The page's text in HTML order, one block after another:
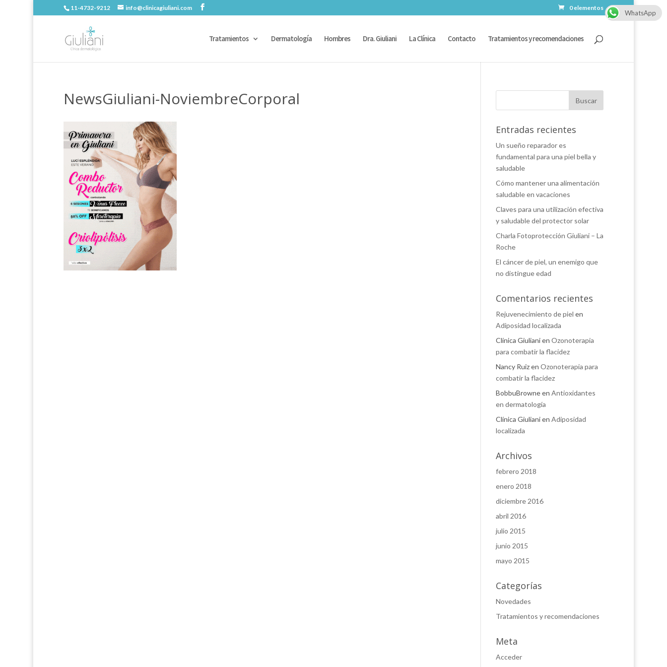
11-4732-9212 info@clinicagiuliani.com 0 elementos
Tratamientos Dermatología Hombres Dra. Giuliani La Clínica Contacto Tratamientos y recomendaciones
NewsGiuliani-NoviembreCorporal
Entradas recientes
Un sueño reparador es
fundamental para una piel bella y
saludable
Cómo mantener una alimentación
saludable en vacaciones
Claves para una utilización efectiva
y saludable del protector solar
Charla Fotoprotección Giuliani – La
Roche
El cáncer de piel, un enemigo que
no distingue edad
Comentarios recientes
Rejuvenecimiento de piel en
Adiposidad localizada
Clínica Giulianien Ozonoterapia
para combatir la flacidez
Nancy Ruizen Ozonoterapia para
combatir la flacidez
BobbuBrowneen Antioxidantes
en dermatología
Clínica Giulianien Adiposidad
localizada
Archivos
febrero 2018
enero 2018
diciembre 2016
abril 2016
julio 2015
junio 2015
mayo 2015
Categorías
Novedades
Tratamientos y recomendaciones
Meta
Acceder
WhatsApp